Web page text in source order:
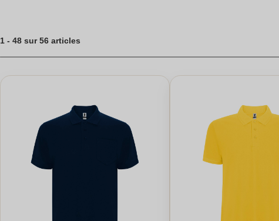
1 - 48 sur 56 articles